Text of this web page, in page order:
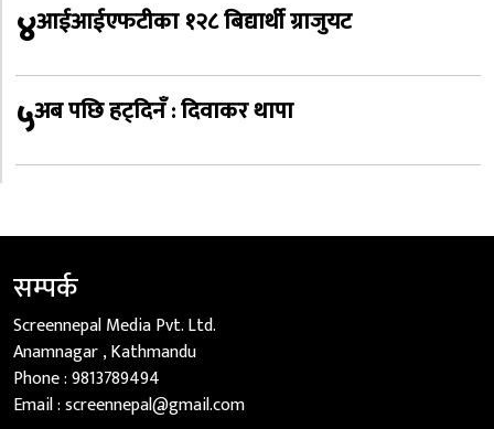
४आईआईएफटीका १२८ बिद्यार्थी ग्राजुयट
५अब पछि हट्दिनँ : दिवाकर थापा
सम्पर्क
Screennepal Media Pvt. Ltd.
Anamnagar , Kathmandu
Phone :9813789494
Email :screennepal@gmail.com